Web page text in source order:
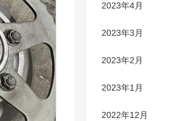
2023年4月
2023年3月
2023年2月
2023年1月
2022年12月